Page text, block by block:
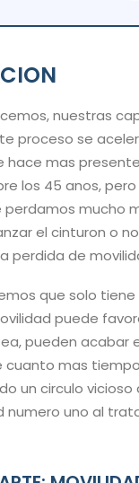
nuestras
proceso se
hace mas
los 45 anos,
mucho
el cinturon o
perdida de
que solo
puede
pueden acabar
cuanto mas
un circulo vicioso
numero uno al